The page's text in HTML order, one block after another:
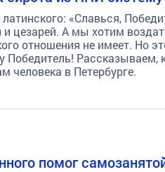
«Славься,
цезарей. А мы хотим
отношения не имеет. Но
Победитель! Рассказываем,
человека в Петербурге.
помог